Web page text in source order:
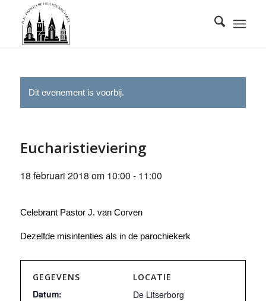
Dit evenement is voorbij.
Eucharistieviering
18 februari 2018 om 10:00 - 11:00
Celebrant Pastor J. van Corven
Dezelfde misintenties als in de parochiekerk
GEGEVENS
Datum:
LOCATIE
De Litserborg